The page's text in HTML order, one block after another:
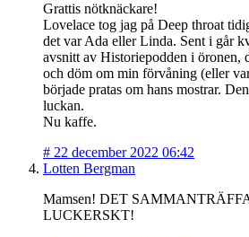
Grattis nötknäckare!
Lovelace tog jag på Deep throat
det var Ada eller Linda. Sent i går
avsnitt av Historiepodden i öronen,
och döm om min förvåning (eller
började pratas om hans mostrar.
luckan.
Nu kaffe.
# 22 december 2022 06:42
Lotten Bergman
Mamsen! DET
LUCKERSKT!